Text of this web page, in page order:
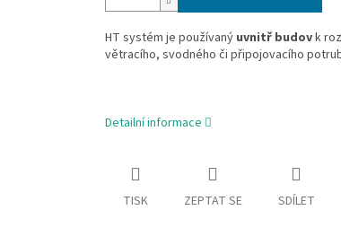
HT systém je používaný uvnitř budovk
větracího, svodného či připojovacího
Detailní informace
TISK ZEPTAT SE SDÍLET